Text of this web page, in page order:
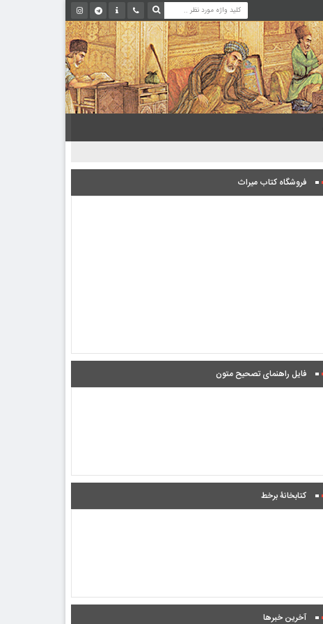
فروشگاه کتاب میراث
فایل راهنمای تصحیح متون
کتابخانۀ برخط
آخرین خبرها